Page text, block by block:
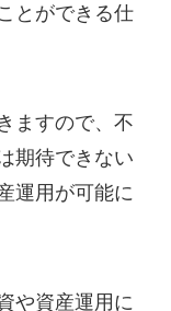
とができる仕
ますので、不
期待できない
運用が可能に
や資産運用に